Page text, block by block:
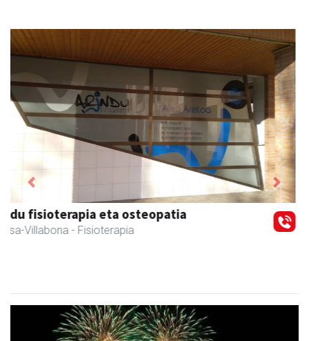
Iraola aholkularitza
Amasa-Villabona - Abokatuak
Previous Next